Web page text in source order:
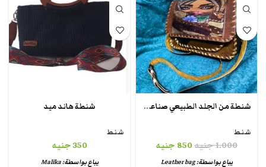
شنطة من الجلد الطبيعي صناعة يدوية حريمي
شنط
1.000جنيه850 جنيه
يباع بواسطة:Leather bag
شنطة هاند ميد
شنط
350جنيه
يباع بواسطة:Malika